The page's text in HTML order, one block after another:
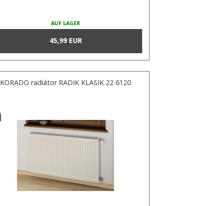
AUF LAGER
45,99 EUR
KORADO radiátor RADIK KLASIK 22 6120